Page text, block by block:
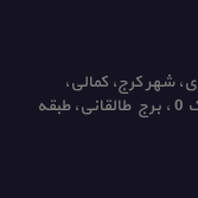
شهر کرج، کمالی،
بلوار طالقانی جنوبی، خیابان بهشتی، پلاک 0 ، برج طالقانی، طبقه